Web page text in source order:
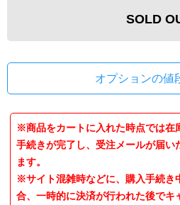
SOLD
オプションの値
※商品をカートに入れた時点では在
手続きが完了し、受注メールが届い
ます。
※サイト混雑時などに、購入手続き
合、一時的に決済が行われた後でキ